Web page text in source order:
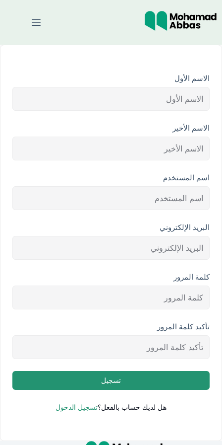
الاسم الأول
الاسم الأخير
اسم المستخدم
البريد الإلكتروني
كلمة المرور
تأكيد كلمة المرور
تسجيل
هل لديك حساب بالفعل؟تسجيل الدخول